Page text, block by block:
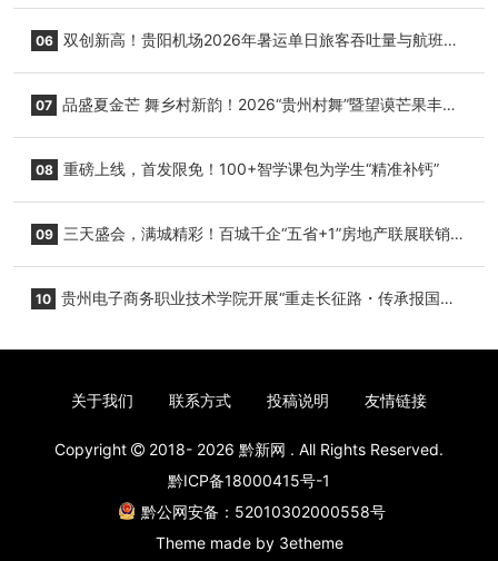
06 双创新高！贵阳机场2026年暑运单日旅客吞吐量与航班起
07 品盛夏金芒 舞乡村新韵！2026“贵州村舞”暨望谟芒果丰收
08 重磅上线，首发限免！100+智学课包为学生“精准补钙”
09 三天盛会，满城精彩！百城千企“五省+1”房地产联展联销活
10 贵州电子商务职业技术学院开展“重走长征路・传承报国
关于我们 联系方式 投稿说明 友情链接
Copyright 2018- 2026 黔新网 . All Rights Reserved.
黔ICP备18000415号-1
黔公网安备：52010302000558号
Theme made by 3etheme